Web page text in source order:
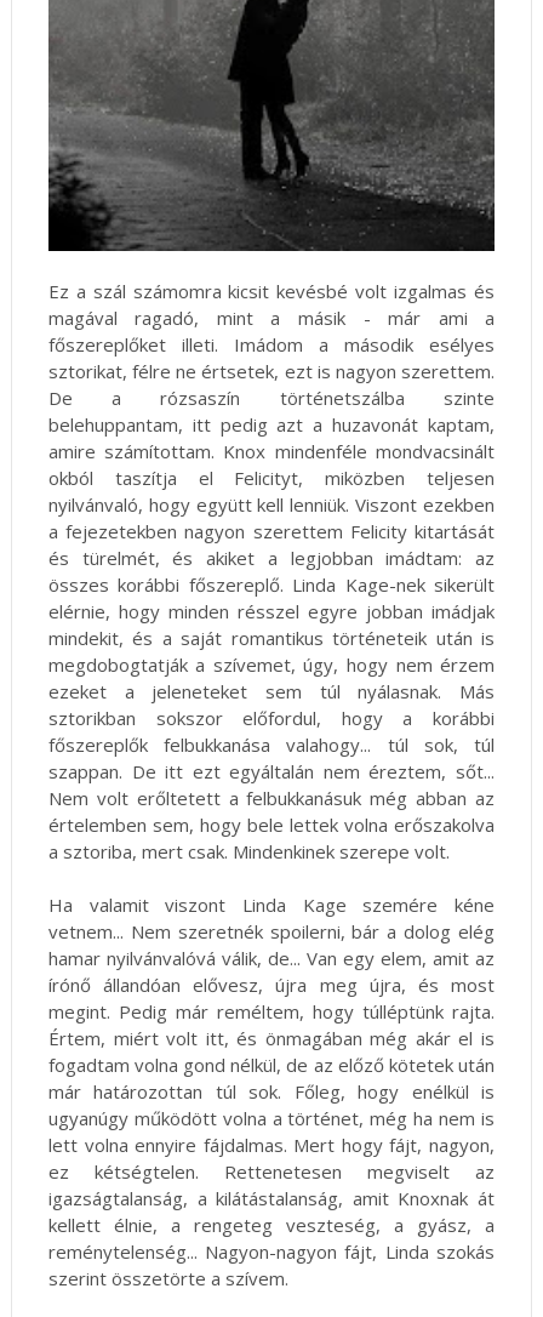
Ez a szál számomra kicsit kevésbé volt izgalmas és
magával ragadó, mint a másik - már ami a
főszereplőket illeti. Imádom a második esélyes
sztorikat, félre ne értsetek, ezt is nagyon szerettem.
De a rózsaszín történetszálba szinte
belehuppantam, itt pedig azt a huzavonát kaptam,
amire számítottam. Knox mindenféle mondvacsinált
okból taszítja el Felicityt, miközben teljesen
nyilvánvaló, hogy együtt kell lenniük. Viszont ezekben
a fejezetekben nagyon szerettem Felicity kitartását
és türelmét, és akiket a legjobban imádtam: az
összes korábbi főszereplő. Linda Kage-nek sikerült
elérnie, hogy minden résszel egyre jobban imádjak
mindekit, és a saját romantikus történeteik után is
megdobogtatják a szívemet, úgy, hogy nem érzem
ezeket a jeleneteket sem túl nyálasnak. Más
sztorikban sokszor előfordul, hogy a korábbi
főszereplők felbukkanása valahogy... túl sok, túl
szappan. De itt ezt egyáltalán nem éreztem, sőt...
Nem volt erőltetett a felbukkanásuk még abban az
értelemben sem, hogy bele lettek volna erőszakolva
a sztoriba, mert csak. Mindenkinek szerepe volt.
Ha valamit viszont Linda Kage szemére kéne
vetnem... Nem szeretnék spoilerni, bár a dolog elég
hamar nyilvánvalóvá válik, de... Van egy elem, amit az
írónő állandóan elővesz, újra meg újra, és most
megint. Pedig már reméltem, hogy túlléptünk rajta.
Értem, miért volt itt, és önmagában még akár el is
fogadtam volna gond nélkül, de az előző kötetek után
már határozottan túl sok. Főleg, hogy enélkül is
ugyanúgy működött volna a történet, még ha nem is
lett volna ennyire fájdalmas. Mert hogy fájt, nagyon,
ez kétségtelen. Rettenetesen megviselt az
igazságtalanság, a kilátástalanság, amit Knoxnak át
kellett élnie, a rengeteg veszteség, a gyász, a
reménytelenség... Nagyon-nagyon fájt, Linda szokás
szerint összetörte a szívem.